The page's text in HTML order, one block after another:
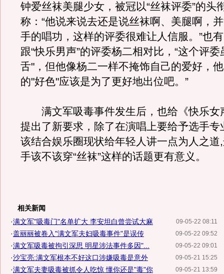
钟爱丝袜美腿少女，被冠以“丝袜评委”的头
称：“他说来说去还是说丝袜啊、美腿啊，
手的唱功，这样的评委很难让人信服。”也
跟“快乐男声”的评委杨二相对比，“这个评
舌"，但他像杨二一样不掩饰自己的爱好，
的"好色"应该是为了更好地出位吧。”
满文军吸毒事件发生后，也给《快乐女
提出了新要求，除了在演唱上要给予选手专
该结合娱乐圈现状给年轻人讲一点为人之道
手该不该穿“丝袜”这样的话题更有意义。
相关新闻
09-05-22 08:11
·满文军"吸毒门"名单扩大 李安坦白曾尝试大麻
09-05-22 09:52
·盖丽丽被卷入"满文军夫妇吸毒事件"是误传
09-05-22 09:01
·满文军吸毒被拘引深思 明星涉法事件多因"...
09-05-21 15:25
·沙宝亮:满文军根本不好这口涉嫌吸毒是意外
09-05-21 13:59
·满文军夫妻吸毒被抓令人吃惊 懂你还是"毒"你